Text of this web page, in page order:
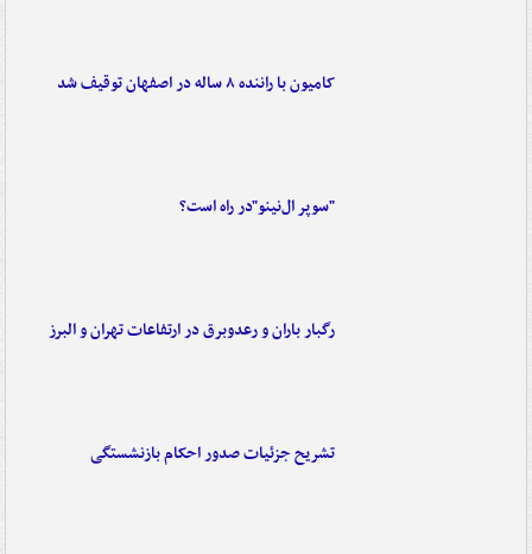
کامیون با راننده ۸ ساله در اصفهان توقیف شد
"سوپر ال‌نینو"در راه است؟
رگبار باران و رعدوبرق در ارتفاعات تهران و البرز
تشریح جزئیات صدور احکام بازنشستگی